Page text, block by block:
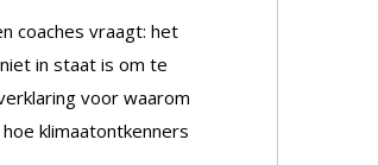
coaches vraagt: het
in staat is om te
voor waarom
klimaatontkenners